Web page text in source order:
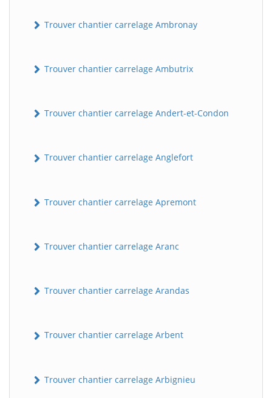
Trouver chantier carrelage Ambronay
Trouver chantier carrelage Ambutrix
Trouver chantier carrelage Andert-et-Condon
Trouver chantier carrelage Anglefort
Trouver chantier carrelage Apremont
Trouver chantier carrelage Aranc
Trouver chantier carrelage Arandas
Trouver chantier carrelage Arbent
Trouver chantier carrelage Arbignieu